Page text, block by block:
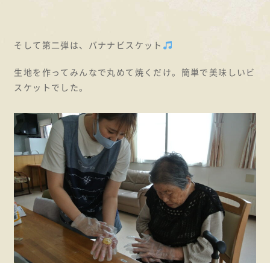
そして第二弾は、バナナビスケット
生地を作ってみんなで丸めて焼くだけ。簡単で美味しいビ
スケットでした。